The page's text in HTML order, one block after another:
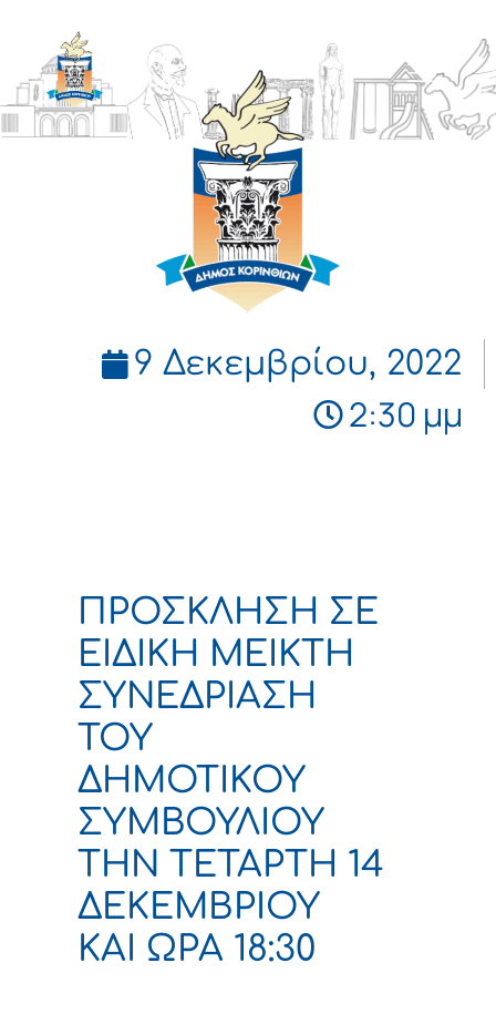
ΔΗΜΟΣ
ΚΟΡΙΝΘΙΩΝ
9 Δεκεμβρίου, 2022
2:30 μμ
ΠΡΟΣΚΛΗΣΗ ΣΕ
ΕΙΔΙΚΗ ΜΕΙΚΤΗ
ΣΥΝΕΔΡΙΑΣΗ
ΤΟΥ
ΔΗΜΟΤΙΚΟΥ
ΣΥΜΒΟΥΛΙΟΥ
ΤΗΝ ΤΕΤΑΡΤΗ 14
ΔΕΚΕΜΒΡΙΟΥ
ΚΑΙ ΩΡΑ 18:30